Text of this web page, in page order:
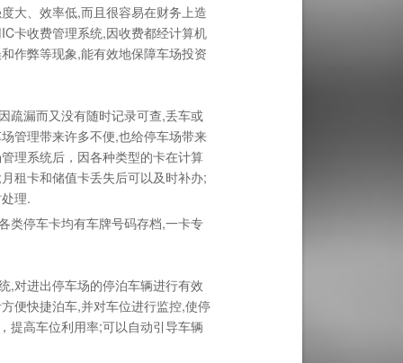
大、效率低,而且很容易在财务上造
卡收费管理系统,因收费都经计算机
作弊等现象,能有效地保障车场投资
疏漏而又没有随时记录可查,丢车或
管理带来许多不便,也给停车场带来
理系统后，因各种类型的卡在计算
租卡和储值卡丢失后可以及时补办;
理.
类停车卡均有车牌号码存档,一卡专
,对进出停车场的停泊车辆进行有效
便快捷泊车,并对车位进行监控,使停
提高车位利用率;可以自动引导车辆